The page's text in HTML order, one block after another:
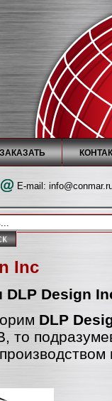
E-mail:
Inc
Design
DLP
то